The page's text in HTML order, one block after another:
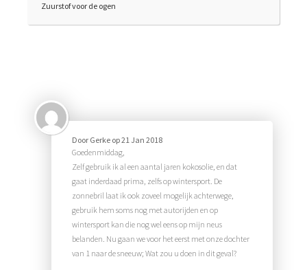
Zuurstof voor de ogen
Door Gerke op21 Jan 2018
Goedenmiddag,
Zelf gebruik ik al een aantal jaren kokosolie, en dat
gaat inderdaad prima, zelfs op wintersport. De
zonnebril laat ik ook zoveel mogelijk achterwege,
gebruik hem soms nog met autorijden en op
wintersport kan die nog wel eens op mijn neus
belanden. Nu gaan we voor het eerst met onze dochter
van 1 naar de sneeuw; Wat zou u doen in dit geval?